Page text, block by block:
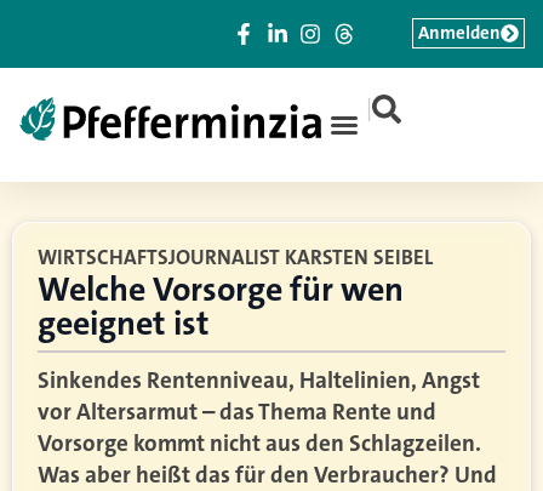
|
Anmelden
WIRTSCHAFTSJOURNALIST KARSTEN SEIBEL
Welche Vorsorge für wen
geeignet ist
Sinkendes Rentenniveau, Haltelinien, Angst
vor Altersarmut – das Thema Rente und
Vorsorge kommt nicht aus den Schlagzeilen.
Was aber heißt das für den Verbraucher? Und